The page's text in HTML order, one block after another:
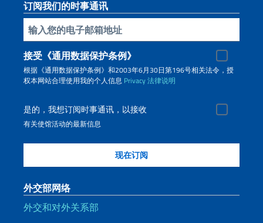
订阅我们的时事通讯
插入你的電子郵件
接受《通用数据保护条例》
根据《通用数据保护条例》和2003年6月30日第196号相关法令，授
权本网站合理使用我的个人信息 Privacy法律说明
是的，我想订阅时事通讯，以接收
有关使馆活动的最新信息
外交部网络
外交和对外关系部